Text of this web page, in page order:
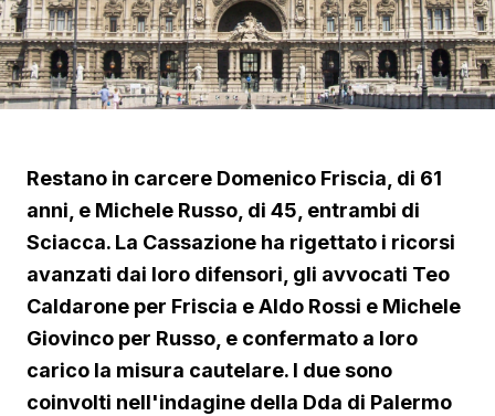
Restano in carcere Domenico Friscia, di 61
anni, e Michele Russo, di 45, entrambi di
Sciacca. La Cassazione ha rigettato i ricorsi
avanzati dai loro difensori, gli avvocati Teo
Caldarone per Friscia e Aldo Rossi e Michele
Giovinco per Russo, e confermato a loro
carico la misura cautelare. I due sono
coinvolti nell'indagine della Dda di Palermo